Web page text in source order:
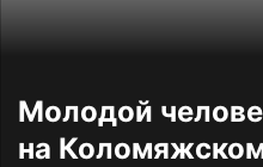
Молодой
на